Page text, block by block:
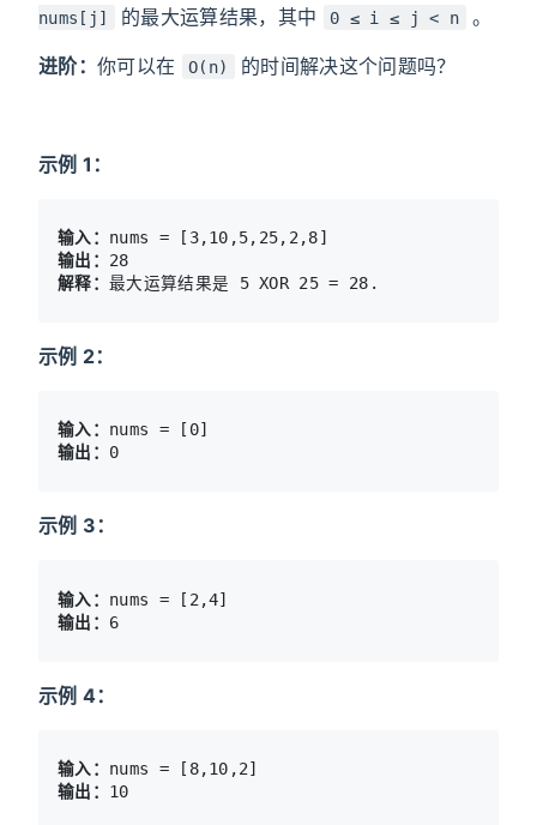
nums[j]
的最大运算结果，其中 0 ≤ i ≤ j < n 。
进阶： 你可以在 O(n) 的时间解决这个问题吗？
示例 1：
输入：
输出：
解释： 最大运算结果是 5 XOR 25 = 28.
示例 2：
输入：
输出：
示例 3：
输入：
输出：
示例 4：
输入：
输出：